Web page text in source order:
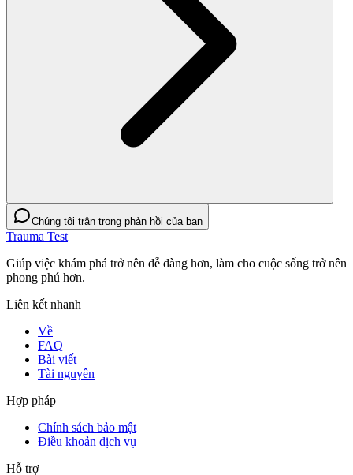
Chúng tôi trân trọng phản hồi của bạn
Trauma Test
Giúp việc khám phá trở nên dễ dàng hơn, làm cho cuộc sống trở nên
phong phú hơn.
Liên kết nhanh
Về
FAQ
Bài viết
Tài nguyên
Hợp pháp
Chính sách bảo mật
Điều khoản dịch vụ
Hỗ trợ